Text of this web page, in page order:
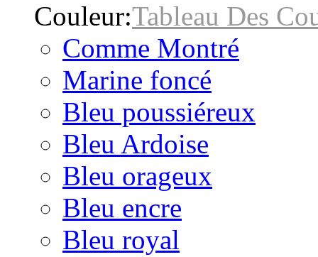
Couleur:Tableau Des
Comme Montré
Marine foncé
Bleu poussiéreux
Bleu Ardoise
Bleu orageux
Bleu encre
Bleu royal